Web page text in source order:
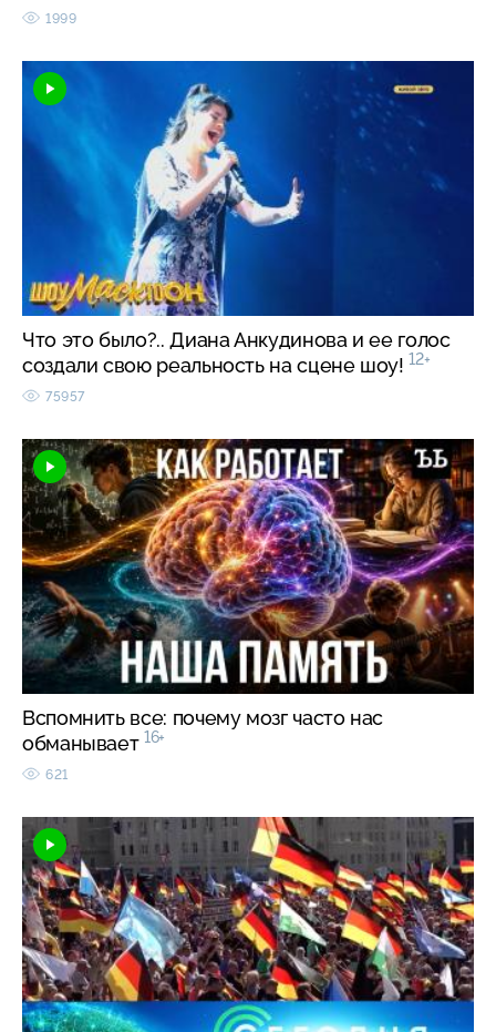
1999
Что это было?.. Диана Анкудинова и ее голос
создали свою реальность на сцене шоу! 12+
75957
Вспомнить все: почему мозг часто нас
обманывает 16+
621